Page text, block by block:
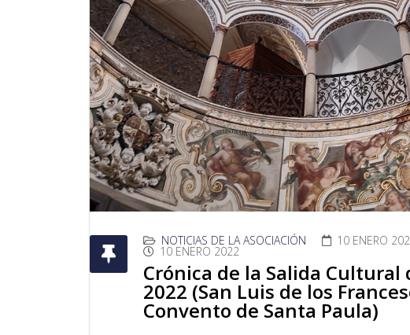
NOTICIAS DE LA ASOCIACIÓN 10 ENERO
10 ENERO 2022
Crónica de la Salida Cultural
2022 (San Luis de los
Convento de Santa Paula)